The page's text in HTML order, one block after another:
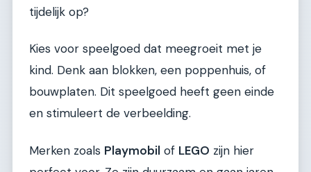
tijdelijk op?
Kies voor speelgoed dat meegroeit met je
kind. Denk aan blokken, een poppenhuis, of
bouwplaten. Dit speelgoed heeft geen einde
en stimuleert de verbeelding.
Merken zoals Playmobil of LEGO zijn hier